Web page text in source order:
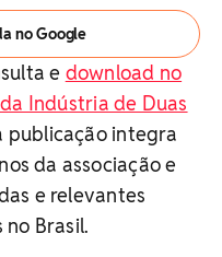
no Google
e download no
Indústria de Duas
publicação integra
da associação e
e relevantes
Brasil.